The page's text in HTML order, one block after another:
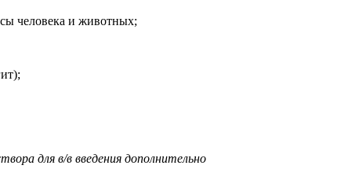
человека и животных;
для в/в введения дополнительно